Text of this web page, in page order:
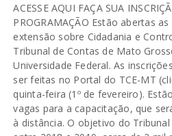
ACESSE AQUI FAÇA SUA
PROGRAMAÇÃO Estão abertas
extensão sobre Cidadania e
Tribunal de Contas de Mato
Universidade Federal. As
ser feitas no Portal do TCE-MT
quinta-feira (1º de fevereiro).
vagas para a capacitação, que
à distância. O objetivo do